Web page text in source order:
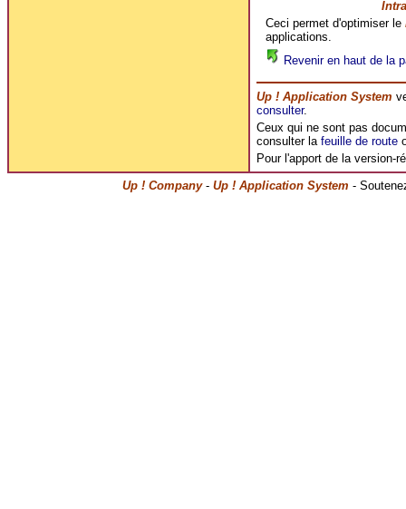
Ceci permet d'optimiser le
applications.
Revenir en haut de la
Up ! Application System
consulter.
Ceux qui ne sont pas
consulter la feuille de route
Pour l'apport de la version-
Up ! Company-Up ! Application System -